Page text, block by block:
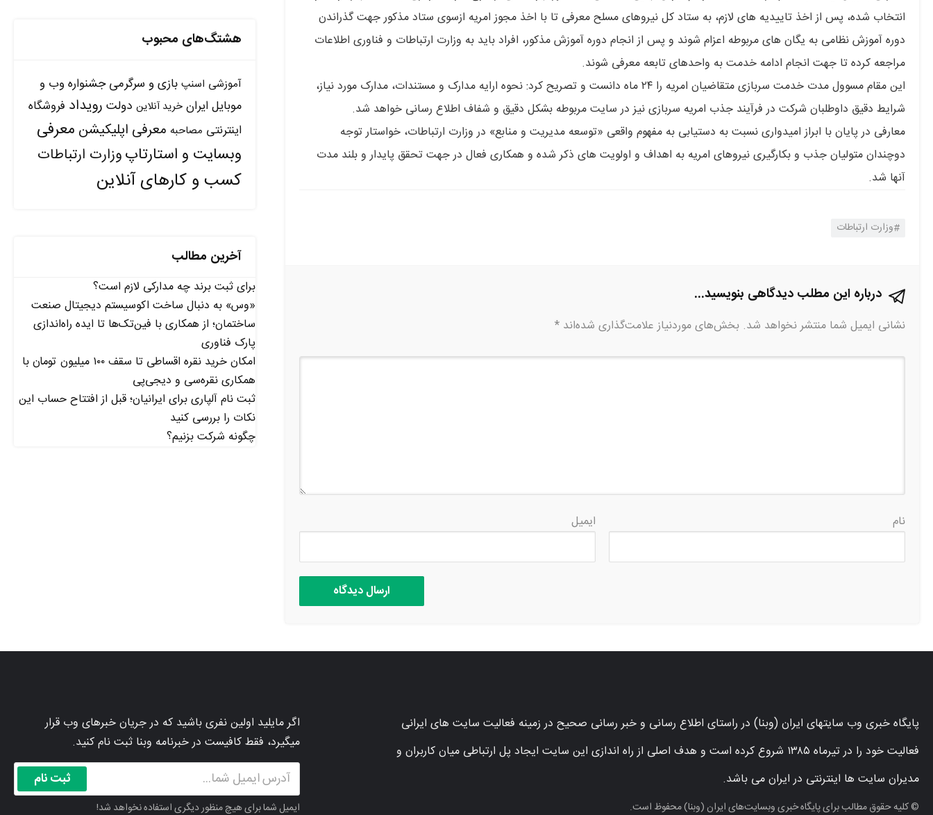
انتخاب شده، پس از اخذ تاییدیه های لازم، به ستاد کل نیروهای مسلح معرفی تا با اخذ مجوز امریه ازسوی ستاد مذکور جهت گذراندن
دوره آموزش نظامی به یگان های مربوطه اعزام شوند و پس از انجام دوره آموزش مذکور، افراد باید به وزارت ارتباطات و فناوری اطلاعات
مراجعه کرده تا جهت انجام ادامه خدمت به واحدهای تابعه معرفی شوند.
این مقام مسوول مدت خدمت سربازی متقاضیان امریه را ۲۴ ماه دانست و تصریح کرد: نحوه ارایه مدارک و مستندات، مدارک مورد نیاز،
شرایط دقیق داوطلبان شرکت در فرآیند جذب امریه سربازی نیز در سایت مربوطه بشکل دقیق و شفاف اطلاع رسانی خواهد شد.
معارفی در پایان با ابراز امیدواری نسبت به دستیابی به مفهوم واقعی «توسعه مدیریت و منابع» در وزارت ارتباطات، خواستار توجه
دوچندان متولیان جذب و بکارگیری نیروهای امریه به اهداف و اولویت های ذکر شده و همکاری فعال در جهت تحقق پایدار و بلند مدت
آنها شد.
وزارت ارتباطات
درباره این مطلب دیدگاهی بنویسید...
نشانی ایمیل شما منتشر نخواهد شد. بخش‌های موردنیاز علامت‌گذاری شده‌اند *
نام ایمیل
هشتگ‌های محبوب
آموزشی اسنپ بازی و سرگرمی جشنواره وب و
موبایل ایران خرید آنلاین دولت رویداد فروشگاه
اینترنتی مصاحبه معرفی اپلیکیشن معرفی
وبسایت و استارتاپوزارت ارتباطات
کسب و کارهای آنلاین
آخرین مطالب
برای ثبت برند چه مدارکی لازم است؟
«وس» به دنبال ساخت اکوسیستم دیجیتال صنعت
ساختمان؛ از همکاری با فین‌تک‌ها تا ایده راه‌اندازی
پارک فناوری
امکان خرید نقره اقساطی تا سقف ۱۰۰ میلیون تومان با
همکاری نقره‌سی و دیجی‌پی
ثبت نام آلپاری برای ایرانیان؛ قبل از افتتاح حساب این
نکات را بررسی کنید
چگونه شرکت بزنیم؟
پایگاه خبری وب سایتهای ایران (وبنا) در راستای اطلاع رسانی و خبر رسانی صحیح در زمینه فعالیت سایت های ایرانی
فعالیت خود را در تیرماه ۱۳۸۵ شروع کرده است و هدف اصلی از راه اندازی این سایت ایجاد پل ارتباطی میان کاربران و
مدیران سایت ها اینترنتی در ایران می باشد.
© کلیه حقوق مطالب برای پایگاه خبری وبسایت‌های ایران (وبنا) محفوظ است.
اگر مایلید اولین نفری باشید که در جریان خبرهای وب قرار
میگیرد، فقط کافیست در خبرنامه وبنا ثبت نام کنید.
ثبت نام
ایمیل شما برای هیچ منظور دیگری استفاده نخواهد شد!